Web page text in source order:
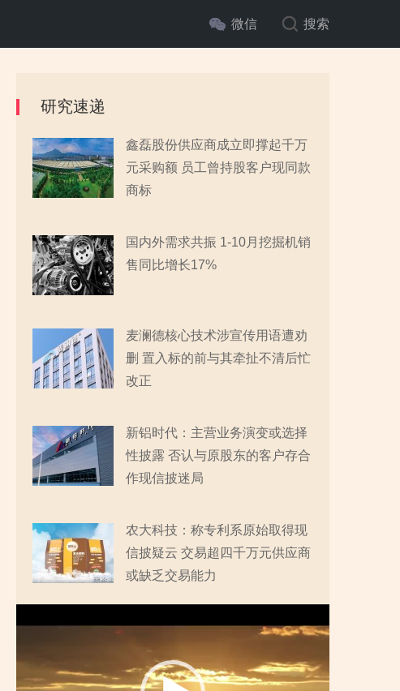
微信 搜索
研究速递
鑫磊股份供应商成立即撑起千万
元采购额 员工曾持股客户现同款
商标
国内外需求共振 1-10月挖掘机销
售同比增长17%
麦澜德核心技术涉宣传用语遭劝
删 置入标的前与其牵扯不清后忙
改正
新铝时代：主营业务演变或选择
性披露 否认与原股东的客户存合
作现信披迷局
农大科技：称专利系原始取得现
信披疑云 交易超四千万元供应商
或缺乏交易能力
频
放
器